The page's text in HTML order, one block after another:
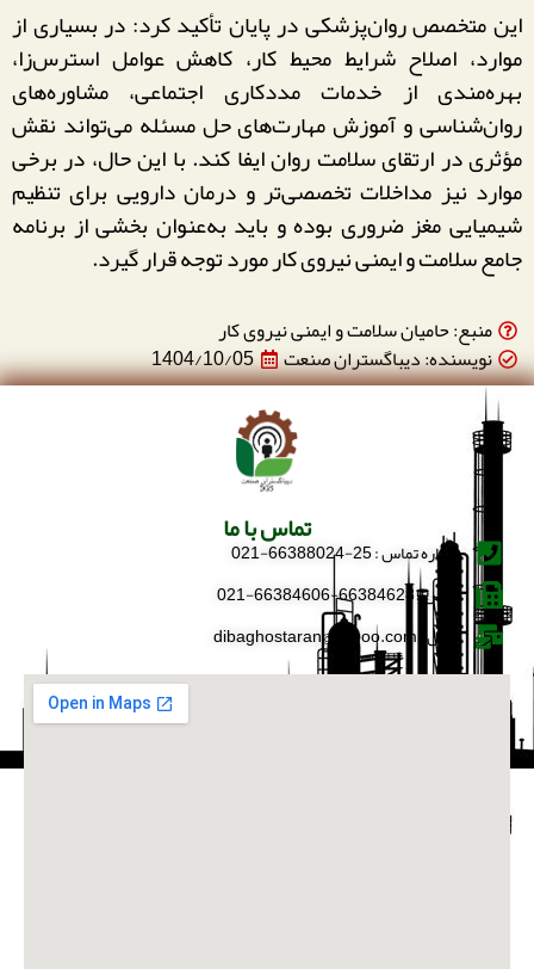
این متخصص روان‌پزشکی در پایان تأکید کرد: در بسیاری از
موارد، اصلاح شرایط محیط کار، کاهش عوامل استرس‌زا،
بهره‌مندی از خدمات مددکاری اجتماعی، مشاوره‌های
روان‌شناسی و آموزش مهارت‌های حل مسئله می‌تواند نقش
مؤثری در ارتقای سلامت روان ایفا کند. با این حال، در برخی
موارد نیز مداخلات تخصصی‌تر و درمان دارویی برای تنظیم
شیمیایی مغز ضروری بوده و باید به‌عنوان بخشی از برنامه
جامع سلامت و ایمنی نیروی کار مورد توجه قرار گیرد.
منبع: حامیان سلامت و ایمنی نیروی کار
نویسنده: دیباگستران صنعت 1404/10/05
تماس با ما
شماره تماس : 25-66388024-021
فکس : 66384628-66384606-021
ایمیل : dibaghostaran@yahoo.com